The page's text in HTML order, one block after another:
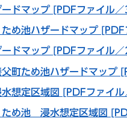
ードマップ [PDFファイル
ため池ハザードマップ
ードマップ [PDFファイル
父町ため池ハザードマップ
想定区域図 [PDFファイ
ため池 浸水想定区域図